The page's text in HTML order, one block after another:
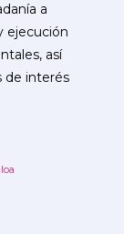
a
ejecución
así
de interés